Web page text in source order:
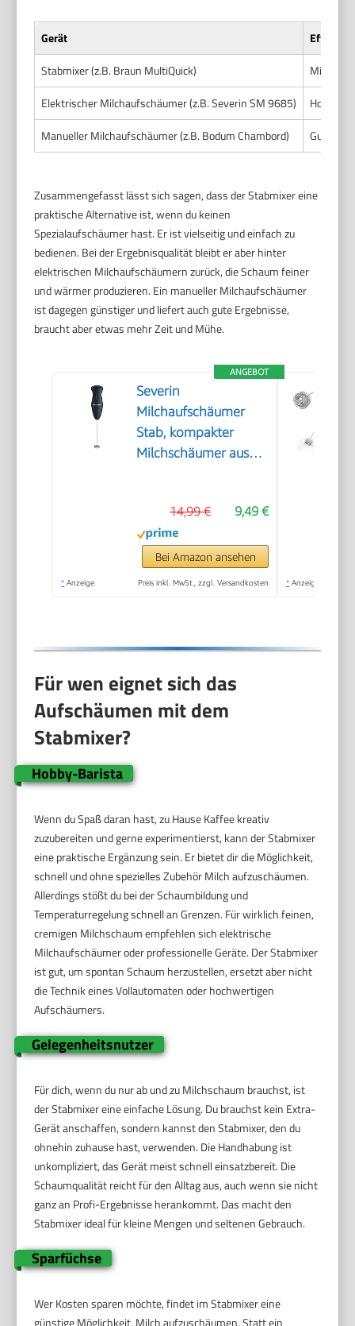
Gerät
Stabmixer (z.B. Braun MultiQuick)
Mittel –
Elektrischer Milchaufschäumer (z.B. Severin SM 9685)
Hoch –
Manueller Milchaufschäumer (z.B. Bodum Chambord)
Gut –
Zusammengefasst lässt sich sagen, dass der Stabmixer eine
praktische Alternative ist, wenn du keinen
Spezialaufschäumer hast. Er ist vielseitig und einfach zu
bedienen. Bei der Ergebnisqualität bleibt er aber hinter
elektrischen Milchaufschäumern zurück, die Schaum feiner
und wärmer produzieren. Ein manueller Milchaufschäumer
ist dagegen günstiger und liefert auch gute Ergebnisse,
braucht aber etwas mehr Zeit und Mühe.
ANGEBOT
Severin
Milchaufschäumer
Stab, kompakter
Milchschäumer aus
Batteriebetrieb und
einfacher
Handhabung, inkl. 2
Batterien, schwarz,
9,49 €
14,99 €
Bei Amazon ansehen
* Anzeige Preis inkl. MwSt., zzgl. Versandkosten * Anzeige
Für wen eignet sich das
Aufschäumen mit dem
Stabmixer?
Hobby-Barista
Wenn du Spaß daran hast, zu Hause Kaffee kreativ
zuzubereiten und gerne experimentierst, kann der Stabmixer
eine praktische Ergänzung sein. Er bietet dir die Möglichkeit,
schnell und ohne spezielles Zubehör Milch aufzuschäumen.
Allerdings stößt du bei der Schaumbildung und
Temperaturregelung schnell an Grenzen. Für wirklich feinen,
cremigen Milchschaum empfehlen sich elektrische
Milchaufschäumer oder professionelle Geräte. Der Stabmixer
ist gut, um spontan Schaum herzustellen, ersetzt aber nicht
die Technik eines Vollautomaten oder hochwertigen
Aufschäumers.
Gelegenheitsnutzer
Für dich, wenn du nur ab und zu Milchschaum brauchst, ist
der Stabmixer eine einfache Lösung. Du brauchst kein Extra-
Gerät anschaffen, sondern kannst den Stabmixer, den du
ohnehin zuhause hast, verwenden. Die Handhabung ist
unkompliziert, das Gerät meist schnell einsatzbereit. Die
Schaumqualität reicht für den Alltag aus, auch wenn sie nicht
ganz an Profi-Ergebnisse herankommt. Das macht den
Stabmixer ideal für kleine Mengen und seltenen Gebrauch.
Sparfüchse
Wer Kosten sparen möchte, findet im Stabmixer eine
günstige Möglichkeit, Milch aufzuschäumen. Statt ein